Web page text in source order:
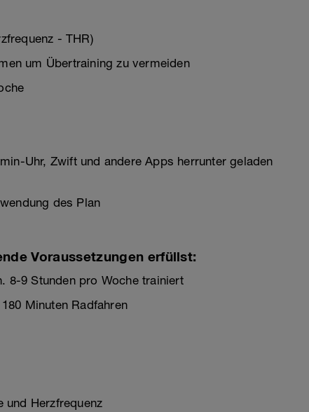
- THR)
um Übertraining zu vermeiden
Uhr, Zwift und andere Apps herrunter geladen
des Plan
Voraussetzungen erfüllst:
8-9 Stunden pro Woche trainiert
Minuten Radfahren
und Herzfrequenz